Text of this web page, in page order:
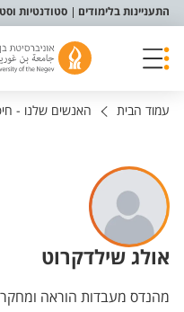
תפריט נגישות
התעניינות בלימודים סטודנטיות
עמוד הבית האנשים שלנו -
אולג שילדקרוט
יחידות
מהנדס מעבדות הוראה ומחקר